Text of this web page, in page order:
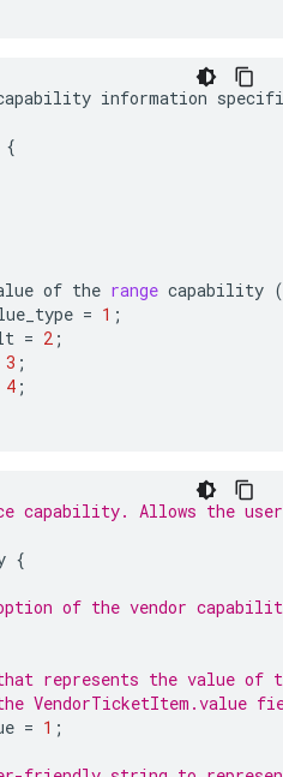
information
{
of the range capability (
= 1 ;
= 2 ;
3 ;
4 ;
capability. Allows the
{
of the vendor
represents the value of
VendorTicketItem.value
= 1 ;